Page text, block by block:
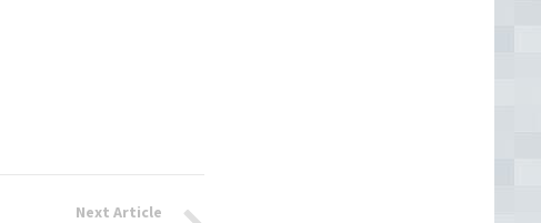
Next Article